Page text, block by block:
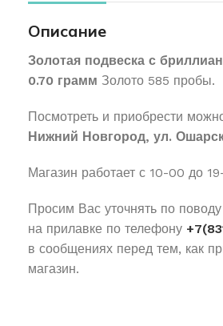
Описание
Золотая подвеска с
0.70 грамм Золото 585 пробы.
Посмотреть и приобрести
Нижний Новгород, ул.
Магазин работает с 10-00 до
Просим Вас уточнять по
на прилавке по телефону
в сообщениях перед тем, как
магазин.